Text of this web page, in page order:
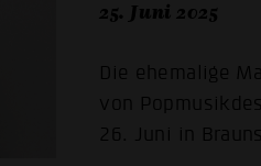
25. Juni 2025
Die ehemalige
von
26. Juni in